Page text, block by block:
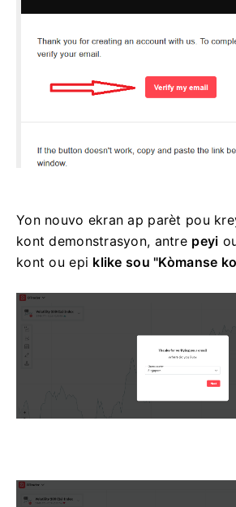
Yon nouvo ekran ap parèt pou
kont demonstrasyon, antre peyi
kont ou epi klike sou "Kòmanse